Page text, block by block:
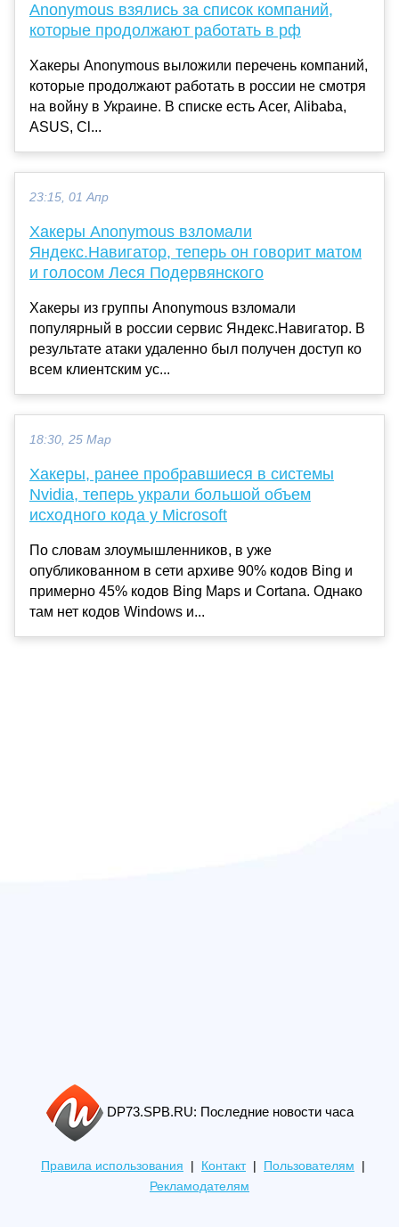
Anonymous взялись за список компаний,
которые продолжают работать в рф
Хакеры Anonymous выложили перечень компаний,
которые продолжают работать в россии не смотря
на войну в Украине. В списке есть Acer, Alibaba,
ASUS, Cl...
23:15, 01 Апр
Хакеры Anonymous взломали
Яндекс.Навигатор, теперь он говорит матом
и голосом Леся Подервянского
Хакеры из группы Anonymous взломали
популярный в россии сервис Яндекс.Навигатор. В
результате атаки удаленно был получен доступ ко
всем клиентским ус...
18:30, 25 Мар
Хакеры, ранее пробравшиеся в системы
Nvidia, теперь украли большой объем
исходного кода у Microsoft
По словам злоумышленников, в уже
опубликованном в сети архиве 90% кодов Bing и
примерно 45% кодов Bing Maps и Cortana. Однако
там нет кодов Windows и...
DP73.SPB.RU: Последние новости часа
Правила использования Контакт| Пользователям
Рекламодателям